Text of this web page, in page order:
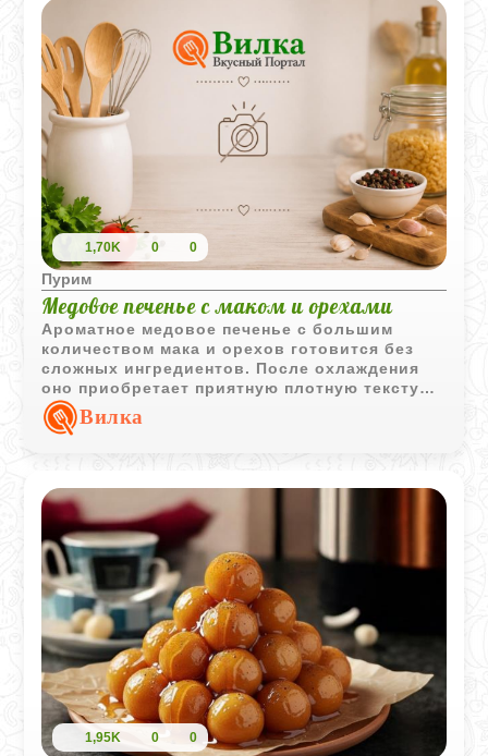
1,70K 0 0
Пурим
Медовое печенье с маком и орехами
Ароматное медовое печенье с большим
количеством мака и орехов готовится без
сложных ингредиентов. После охлаждения
оно приобретает приятную плотную текстуру
и насыщенный вкус с легкими нотками
корицы.
Вилка
1,95K 0 0